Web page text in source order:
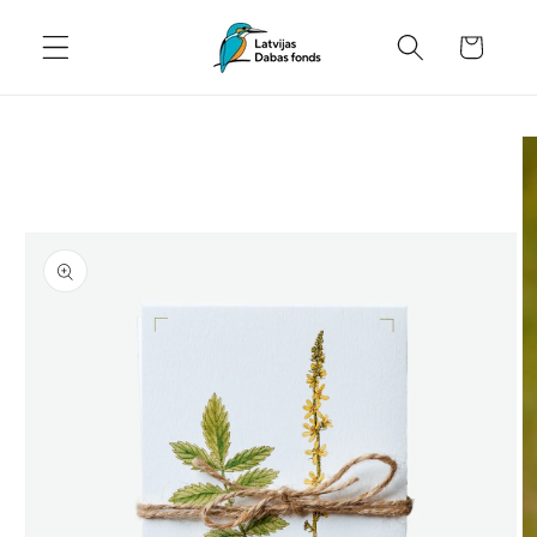
uz
saturu
Grozs